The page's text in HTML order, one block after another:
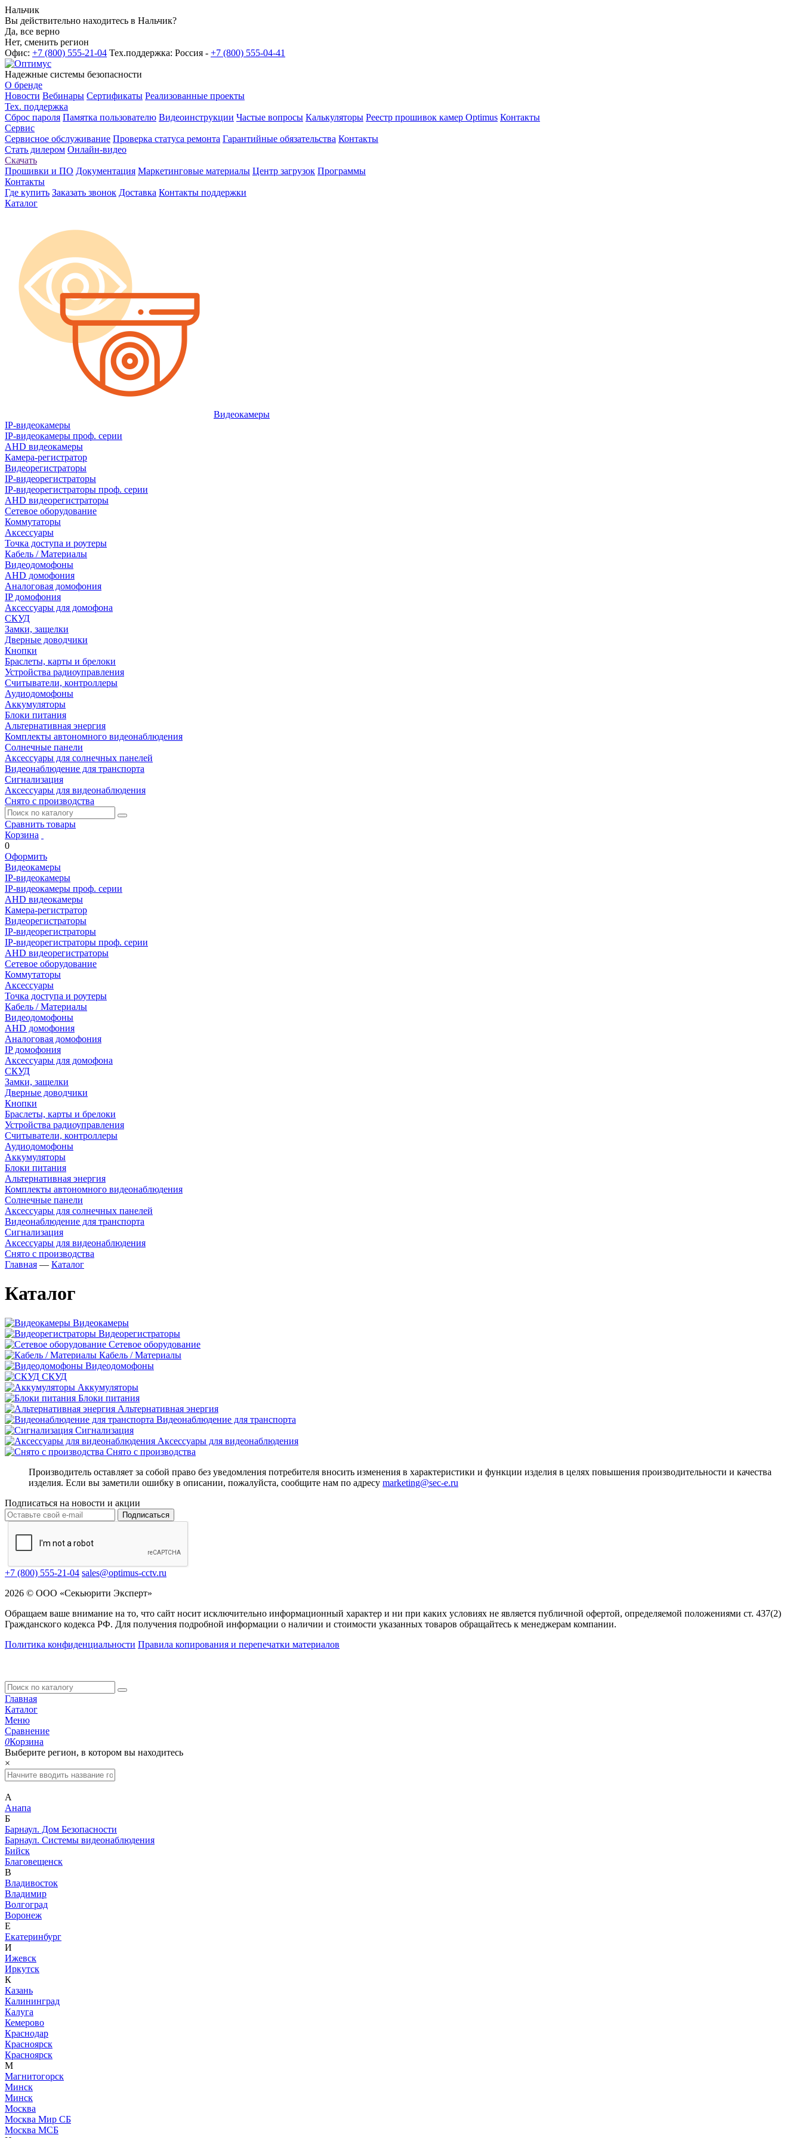
Нальчик
Вы действительно находитесь в Нальчик?
Да, все верно
Нет, сменить регион
Офис: +7 (800) 555-21-04 Тех.поддержка: Россия - +7 (800) 555-04-41
Надежные системы безопасности
О бренде
Новости Вебинары Сертификаты Реализованные проекты
Тех. поддержка
Сброс пароля Памятка пользователю Видеоинструкции Частые вопросы Калькуляторы Реестр прошивок камер Optimus Контакты
Сервис
Сервисное обслуживание Проверка статуса ремонта Гарантийные обязательства Контакты
Стать дилером Онлайн-видео
Скачать
Прошивки и ПО Документация Маркетинговые материалы Центр загрузок Программы
Контакты
Где купить Заказать звонок Доставка Контакты поддержки
Каталог
Видеокамеры
IP-видеокамеры
IP-видеокамеры проф. серии
AHD видеокамеры
Камера-регистратор
Видеорегистраторы
IP-видеорегистраторы
IP-видеорегистраторы проф. серии
AHD видеорегистраторы
Сетевое оборудование
Коммутаторы
Аксессуары
Точка доступа и роутеры
Кабель / Материалы
Видеодомофоны
AHD домофония
Аналоговая домофония
IP домофония
Аксессуары для домофона
СКУД
Замки, защелки
Дверные доводчики
Кнопки
Браслеты, карты и брелоки
Устройства радиоуправления
Считыватели, контроллеры
Аудиодомофоны
Аккумуляторы
Блоки питания
Альтернативная энергия
Комплекты автономного видеонаблюдения
Солнечные панели
Аксессуары для солнечных панелей
Видеонаблюдение для транспорта
Сигнализация
Аксессуары для видеонаблюдения
Снято с производства
Сравнить товары
Корзина
0
Оформить
Видеокамеры
IP-видеокамеры
IP-видеокамеры проф. серии
AHD видеокамеры
Камера-регистратор
Видеорегистраторы
IP-видеорегистраторы
IP-видеорегистраторы проф. серии
AHD видеорегистраторы
Сетевое оборудование
Коммутаторы
Аксессуары
Точка доступа и роутеры
Кабель / Материалы
Видеодомофоны
AHD домофония
Аналоговая домофония
IP домофония
Аксессуары для домофона
СКУД
Замки, защелки
Дверные доводчики
Кнопки
Браслеты, карты и брелоки
Устройства радиоуправления
Считыватели, контроллеры
Аудиодомофоны
Аккумуляторы
Блоки питания
Альтернативная энергия
Комплекты автономного видеонаблюдения
Солнечные панели
Аксессуары для солнечных панелей
Видеонаблюдение для транспорта
Сигнализация
Аксессуары для видеонаблюдения
Снято с производства
Главная — Каталог
Каталог
Видеокамеры
Видеорегистраторы
Сетевое оборудование
Кабель / Материалы
Видеодомофоны
СКУД
Аккумуляторы
Блоки питания
Альтернативная энергия
Видеонаблюдение для транспорта
Сигнализация
Аксессуары для видеонаблюдения
Снято с производства
Производитель оставляет за собой право без уведомления потребителя вносить изменения в характеристики и функции изделия в целях повышения производительности и качества
изделия. Если вы заметили ошибку в описании, пожалуйста, сообщите нам по адресу marketing@sec-e.ru
Подписаться на новости и акции
Подписаться
+7 (800) 555-21-04 sales@optimus-cctv.ru
2026 © ООО «Секьюрити Эксперт»
Обращаем ваше внимание на то, что сайт носит исключительно информационный характер и ни при каких условиях не является публичной офертой, определяемой положениями ст. 437(2)
Гражданского кодекса РФ. Для получения подробной информации о наличии и стоимости указанных товаров обращайтесь к менеджерам компании.
Политика конфиденциальности Правила копирования и перепечатки материалов
Главная
Каталог
Меню
Сравнение
0Корзина
Выберите регион, в котором вы находитесь
×
А
Анапа
Б
Барнаул. Дом Безопасности
Барнаул. Системы видеонаблюдения
Бийск
Благовещенск
В
Владивосток
Владимир
Волгоград
Воронеж
Е
Екатеринбург
И
Ижевск
Иркутск
К
Казань
Калининград
Калуга
Кемерово
Краснодар
Красноярск
Красноярск
М
Магнитогорск
Минск
Минск
Москва
Москва Мир СБ
Москва МСБ